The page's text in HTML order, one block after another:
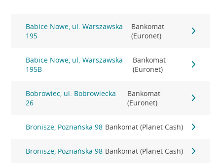
Babice Nowe, ul. Warszawska
195
Bankomat
(Euronet)
Babice Nowe, ul. Warszawska
195B
Bankomat
(Euronet)
Bobrowiec, ul. Bobrowiecka
26
Bankomat
(Euronet)
Bronisze, Poznańska 98 Bankomat (Planet Cash)
Bronisze, Poznańska 98 Bankomat (Planet Cash)